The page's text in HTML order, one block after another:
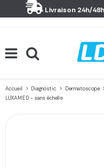
Livraison 24h/48h
Accueil Diagnostic Dermatoscope
LUXAMED - sans échelle
Panneau de gestion des cookies